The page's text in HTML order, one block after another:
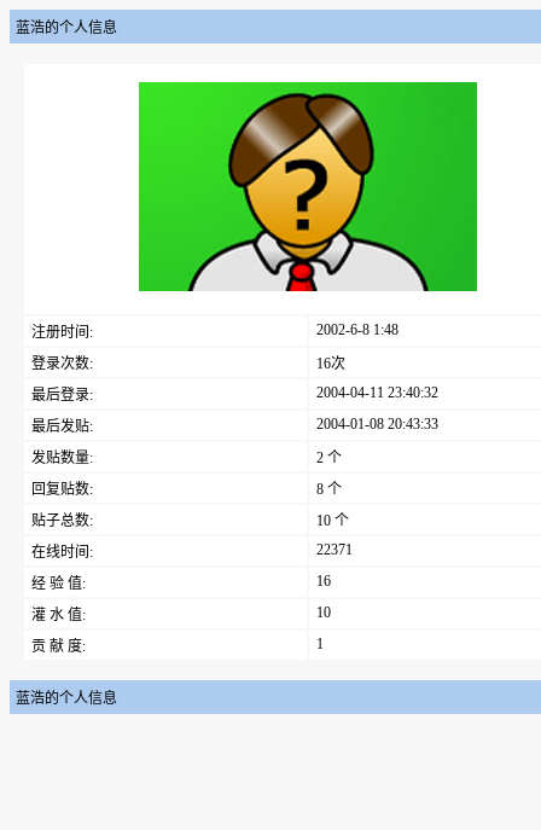
蓝浩的个人信息
注册时间:
2002-6-8 1:48
登录次数:
16次
最后登录:
2004-04-11 23:40:32
最后发贴:
2004-01-08 20:43:33
发贴数量:
2 个
回复贴数:
8 个
贴子总数:
10 个
在线时间:
22371
经 验 值:
16
灌 水 值:
10
贡 献 度:
1
蓝浩的个人信息